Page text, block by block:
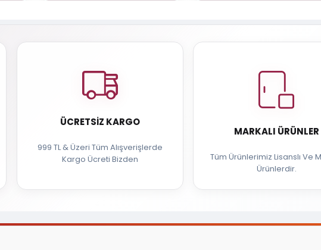
ÜCRETSIZ KARGO
999 TL & Üzeri Tüm Alışverişlerde
Kargo Ücreti Bizden
MARKALI ÜRÜNLER
Tüm Ürünlerimiz Lisanslı Ve
Ürünlerdir.